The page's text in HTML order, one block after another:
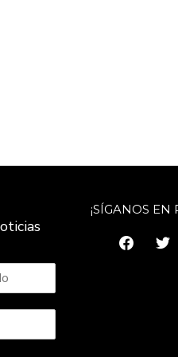
¡SÍGANOS EN
facebook